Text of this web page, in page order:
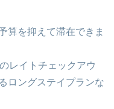
算を抑えて滞在できま
レイトチェックアウ
ロングステイプランな